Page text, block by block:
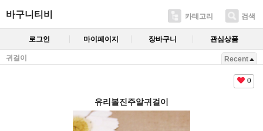
바구니티비 카테고리 검색
로그인 마이페이지 장바구니 관심상품
귀걸이 Recent
0
유리볼진주알귀걸이